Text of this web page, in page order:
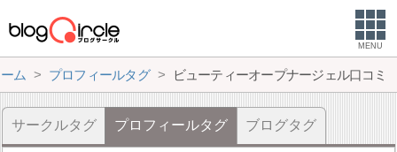
MENU
ム プロフィールタグ ビューティーオープナージェル口コミ
サークルタグ プロフィールタグ ブログタグ